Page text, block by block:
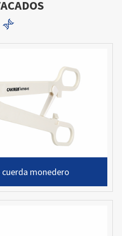

monedero